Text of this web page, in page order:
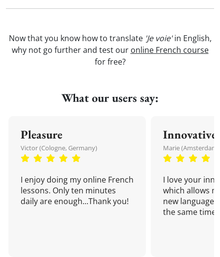
Now that you know how to translate 'Je voie'in English,
why not go further and test our online French course
for free?
What our users say:
Pleasure
Victor (Cologne, Germany)
I enjoy doing my online French
lessons. Only ten minutes
daily are enough...Thank you!
Innovative
Marie
I love your
which allows
new language
the same time!